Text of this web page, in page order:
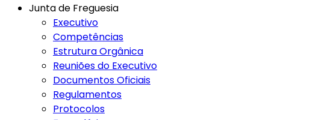
Junta de Freguesia
Executivo
Competências
Estrutura Orgânica
Reuniões do Executivo
Documentos Oficiais
Regulamentos
Protocolos